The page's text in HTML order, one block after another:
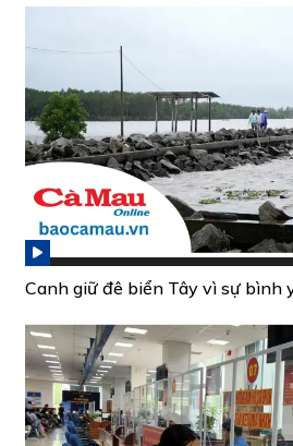
Canh giữ đê biển Tây vì sự bình